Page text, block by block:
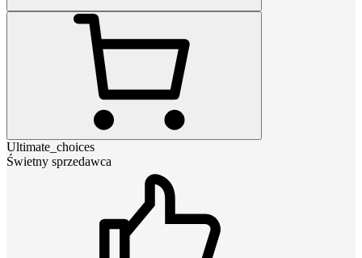
Ultimate_choices
Świetny sprzedawca